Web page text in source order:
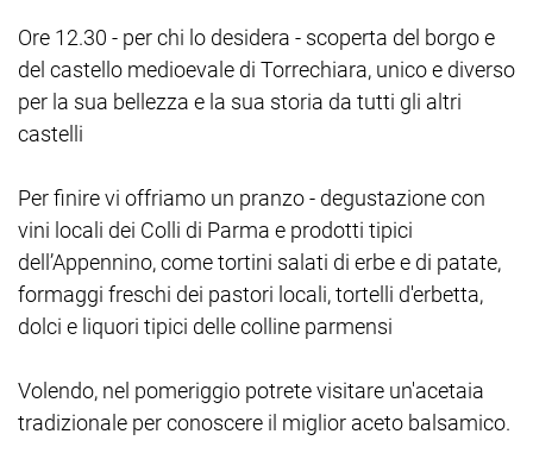
Ore 12.30 - per chi lo desidera - scoperta del borgo e
del castello medioevale di Torrechiara, unico e diverso
per la sua bellezza e la sua storia da tutti gli altri
castelli
Per finire vi offriamo un pranzo - degustazione con
vini locali dei Colli di Parma e prodotti tipici
dell’Appennino, come tortini salati di erbe e di patate,
formaggi freschi dei pastori locali, tortelli d'erbetta,
dolci e liquori tipici delle colline parmensi
Volendo, nel pomeriggio potrete visitare un'acetaia
tradizionale per conoscere il miglior aceto balsamico.